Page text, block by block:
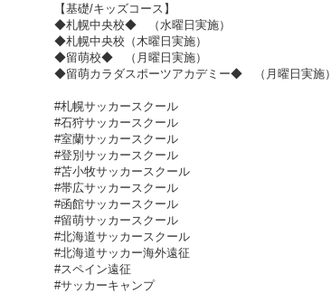
【基礎/キッズコース】
◆札幌中央校◆ （水曜日実施）
◆札幌中央校（木曜日実施）
◆留萌校◆ （月曜日実施）
◆留萌カラダスポーツアカデミー◆ （月曜日実施）
#札幌サッカースクール
#石狩サッカースクール
#室蘭サッカースクール
#登別サッカースクール
#苫小牧サッカースクール
#帯広サッカースクール
#函館サッカースクール
#留萌サッカースクール
#北海道サッカースクール
#北海道サッカー海外遠征
#スペイン遠征
#サッカーキャンプ